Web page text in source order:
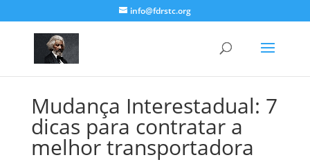
info@fdrstc.org
Mudança Interestadual: 7
dicas para contratar a
melhor transportadora